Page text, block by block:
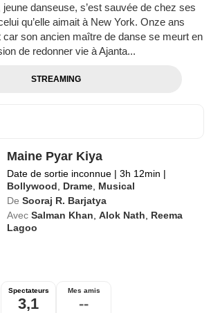
danseuse, s’est sauvée de chez ses
qu’elle aimait à New York. Onze ans
car son ancien maître de danse se meurt en
de redonner vie à Ajanta...
STREAMING
Maine Pyar Kiya
Date de sortie inconnue | 3h 12min |
Bollywood
Drame Musical
De Sooraj R. Barjatya
Avec Salman Khan ,Alok Nath
Reema
Lagoo
Spectateurs
3,1
Mes amis
--